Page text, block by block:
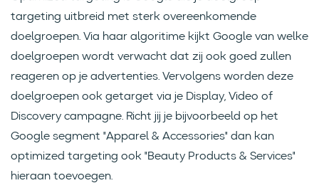
targeting uitbreid met sterk overeenkomende
doelgroepen. Via haar algoritime kijkt Google van welke
doelgroepen wordt verwacht dat zij ook goed zullen
reageren op je advertenties. Vervolgens worden deze
doelgroepen ook getarget via je Display, Video of
Discovery campagne. Richt jij je bijvoorbeeld op het
Google segment "Apparel & Accessories" dan kan
optimized targeting ook "Beauty Products & Services"
hieraan toevoegen.